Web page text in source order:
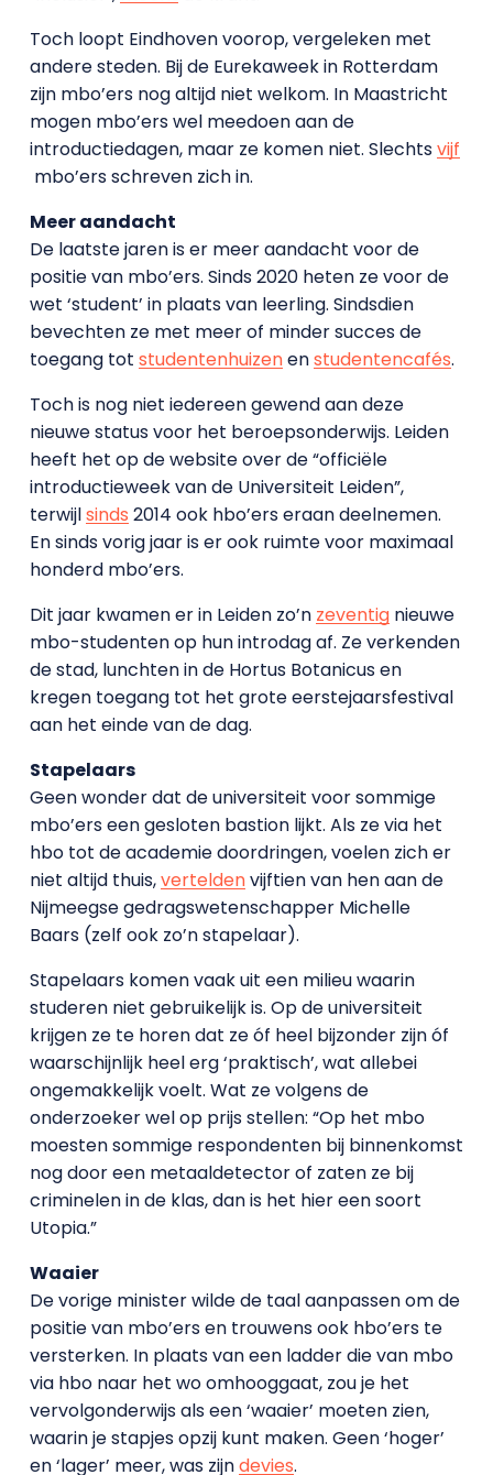
Toch loopt Eindhoven voorop, vergeleken met
andere steden. Bij de Eurekaweek in Rotterdam
zijn mbo’ers nog altijd niet welkom. In Maastricht
mogen mbo’ers wel meedoen aan de
introductiedagen, maar ze komen niet. Slechtsvijf
mbo’ers schreven zich in.
Meer aandacht
De laatste jaren is er meer aandacht voor de
positie van mbo’ers. Sinds 2020 heten ze voor de
wet ‘student’ in plaats van leerling. Sindsdien
bevechten ze met meer of minder succes de
toegang tot studentenhuizenenstudentencafés.
Toch is nog niet iedereen gewend aan deze
nieuwe status voor het beroepsonderwijs. Leiden
heeft het op de website over de “officiële
introductieweek van de Universiteit Leiden”,
terwijlsinds 2014 ook hbo’ers eraan deelnemen.
En sinds vorig jaar is er ook ruimte voor maximaal
honderd mbo’ers.
Dit jaar kwamen er in Leiden zo’n zeventignieuwe
mbo-studenten op hun introdag af. Ze verkenden
de stad, lunchten in de Hortus Botanicus en
kregen toegang tot het grote eerstejaarsfestival
aan het einde van de dag.
Stapelaars
Geen wonder dat de universiteit voor sommige
mbo’ers een gesloten bastion lijkt. Als ze via het
hbo tot de academie doordringen, voelen zich er
niet altijd thuis,verteldenvijftien van hen aan de
Nijmeegse gedragswetenschapper Michelle
Baars (zelf ook zo’n stapelaar).
Stapelaars komen vaak uit een milieu waarin
studeren niet gebruikelijk is. Op de universiteit
krijgen ze te horen dat ze óf heel bijzonder zijn óf
waarschijnlijk heel erg ‘praktisch’, wat allebei
ongemakkelijk voelt. Wat ze volgens de
onderzoeker wel op prijs stellen: “Op het mbo
moesten sommige respondenten bij binnenkomst
nog door een metaaldetector of zaten ze bij
criminelen in de klas, dan is het hier een soort
Utopia.”
Waaier
De vorige minister wilde de taal aanpassen om de
positie van mbo’ers en trouwens ook hbo’ers te
versterken. In plaats van een ladder die van mbo
via hbo naar het wo omhooggaat, zou je het
vervolgonderwijs als een ‘waaier’ moeten zien,
waarin je stapjes opzij kunt maken. Geen ‘hoger’
en ‘lager’ meer, was zijndevies.